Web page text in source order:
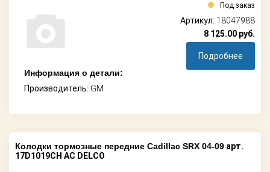
Информация о детали:
Производитель: GM
Под заказ
Артикул: 18047988
8 125.00 руб.
Подробнее
Колодки тормозные передние Cadillac SRX 04-09 арт.
17D1019CH AC DELCO